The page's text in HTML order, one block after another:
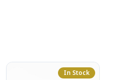
In Stock